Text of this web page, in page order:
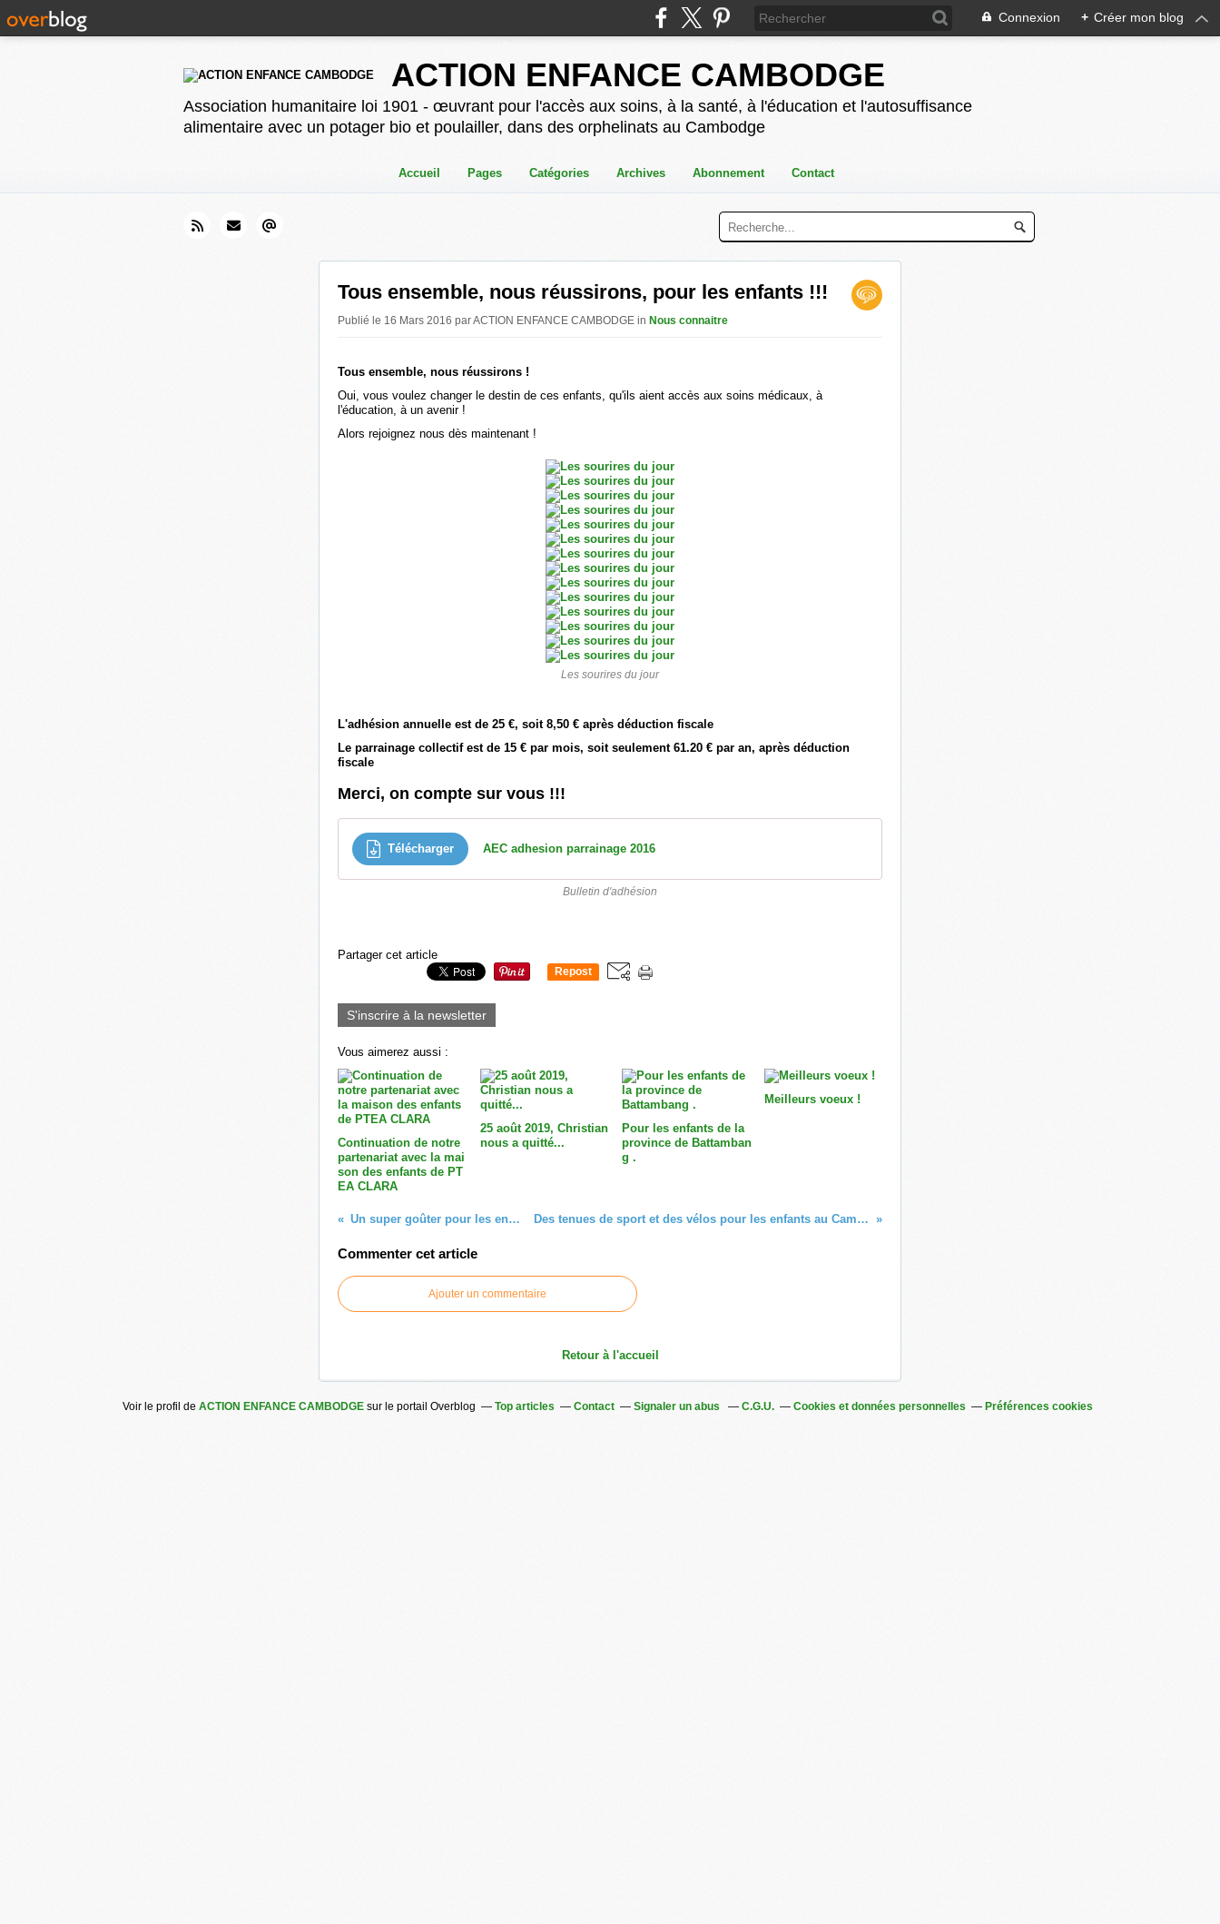
Connexion + Créer mon blog
ACTION ENFANCE CAMBODGE
Association humanitaire loi 1901 - œuvrant pour l'accès aux soins, à la santé, à l'éducation et l'autosuffisance
alimentaire avec un potager bio et poulailler, dans des orphelinats au Cambodge
Accueil Pages Catégories Archives Abonnement Contact
Tous ensemble, nous réussirons, pour les enfants !!!
Publié le 16 Mars 2016 par ACTION ENFANCE CAMBODGE in Nous connaitre
Tous ensemble, nous réussirons !
Oui, vous voulez changer le destin de ces enfants, qu'ils aient accès aux soins médicaux, à
l'éducation, à un avenir !
Alors rejoignez nous dès maintenant !
Les sourires du jour
L'adhésion annuelle est de 25 €, soit 8,50 € après déduction fiscale
Le parrainage collectif est de 15 € par mois, soit seulement 61.20 € par an, après déduction
fiscale
Merci, on compte sur vous !!!
Télécharger AEC adhesion parrainage 2016
Bulletin d'adhésion
Partager cet article
Repost
S'inscrire à la newsletter
Vous aimerez aussi :
Continuation de notre
partenariat avec la mai
son des enfants de PT
EA CLARA
25 août 2019, Christian
nous a quitté...
Pour les enfants de la
province de Battamban
g .
Meilleurs voeux !
Un super goûter pour les enfants Des tenues de sport et des vélos pour les enfants au Cambodge!
Commenter cet article
Ajouter un commentaire
Retour à l'accueil
Voir le profil de ACTION ENFANCE CAMBODGEsur le portail Overblog Top articles Contact Signaler un abus C.G.U. Cookies et données personnelles Préférences cookies